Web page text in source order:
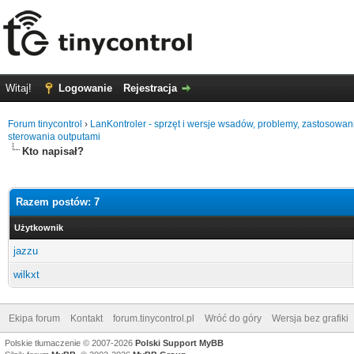
Witaj! Logowanie Rejestracja
Forum tinycontrol › LanKontroler - sprzęt i wersje wsadów, problemy,
sterowania outputami
Kto napisał?
Razem postów: 7
Użytkownik
jazzu
wilkxt
Ekipa forum Kontakt forum.tinycontrol.pl Wróć do góry Wersja bez grafiki
Polskie tłumaczenie © 2007-2026 Polski Support MyBB